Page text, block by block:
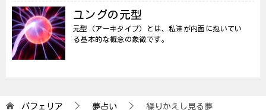
ユングの元型
元型（アーキタイプ）とは、私達が内面に抱いてい
る基本的な概念の象徴です。
パフェリア 夢占い 繰りかえし見る夢